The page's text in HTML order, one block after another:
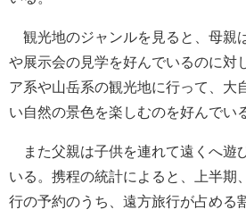
観光地のジャンルを見ると、母親
や展示会の見学を好んでいるのに対
ア系や山岳系の観光地に行って、大
い自然の景色を楽しむのを好んでい
また父親は子供を連れて遠くへ遊
いる。携程の統計によると、上半期
行の予約のうち、遠方旅行が占める